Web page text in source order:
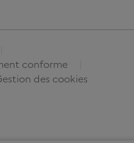
conforme
des cookies